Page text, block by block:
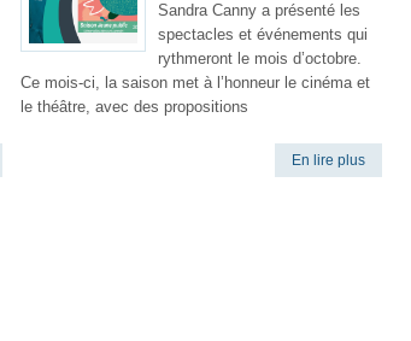
Sandra Canny a présenté les
spectacles et événements qui
rythmeront le mois d’octobre.
Ce mois-ci, la saison met à l’honneur le cinéma et
le théâtre, avec des propositions
En lire plus